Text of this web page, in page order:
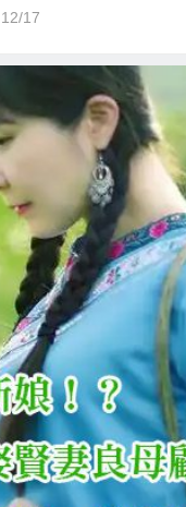
12/17